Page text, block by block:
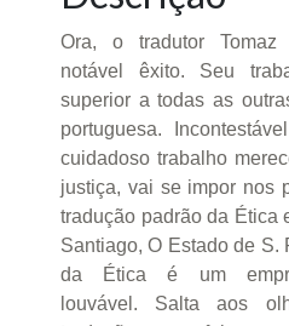
Ora, o tradutor Tomaz
notável êxito. Seu
superior a todas as
portuguesa.
cuidadoso trabalho
justiça, vai se impor nos
tradução padrão da Ética
Santiago, O Estado de S.
da Ética é um
louvável. Salta aos